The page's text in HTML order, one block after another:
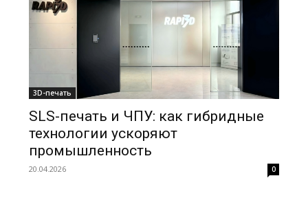
3D-печать
SLS-печать и ЧПУ: как гибридные
технологии ускоряют
промышленность
20.04.2026 0